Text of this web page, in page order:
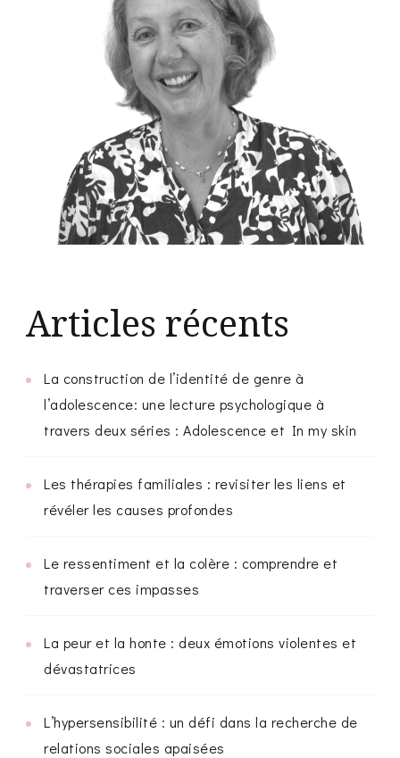
Articles récents
La construction de l’identité de genre à
l’adolescence: une lecture psychologique à
travers deux séries : Adolescence et In my skin
Les thérapies familiales : revisiter les liens et
révéler les causes profondes
Le ressentiment et la colère : comprendre et
traverser ces impasses
La peur et la honte : deux émotions violentes et
dévastatrices
L’hypersensibilité : un défi dans la recherche de
relations sociales apaisées